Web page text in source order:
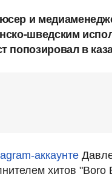
и
шведским
попозировал в
аккаунте
хитов "Boro